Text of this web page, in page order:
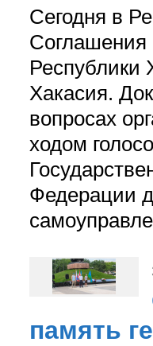
Сегодня в
Соглашения
Республики
Хакасия.
вопросах
ходом
Федерации
память